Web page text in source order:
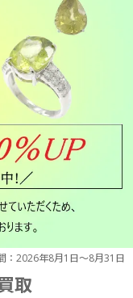
：2026年8月1日～8月31日
取